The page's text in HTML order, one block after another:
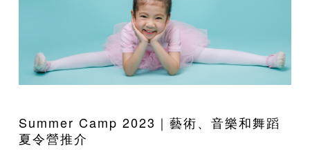
Summer Camp 2023｜藝術、音樂和舞蹈
夏令營推介